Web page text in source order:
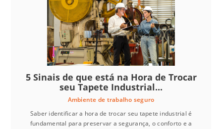
5 Sinais de que está na Hora de Trocar
seu Tapete Industrial...
Ambiente de trabalho seguro
Saber identificar a hora de trocar seu tapete industrial é
fundamental para preservar a segurança, o conforto e a